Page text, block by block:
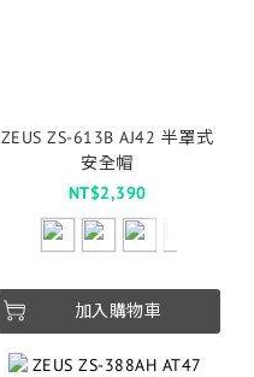
ZEUS ZS-613B AJ42 半罩式
安全帽
NT$2,390
加入購物車